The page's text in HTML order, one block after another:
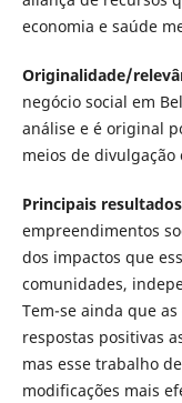
economia e saúde
Originalidade/
negócio social em
análise e é original
meios de divulgação
Principais resultados
empreendimentos
dos impactos que
comunidades,
Tem-se ainda que
respostas positivas
mas esse trabalho
modificações mais